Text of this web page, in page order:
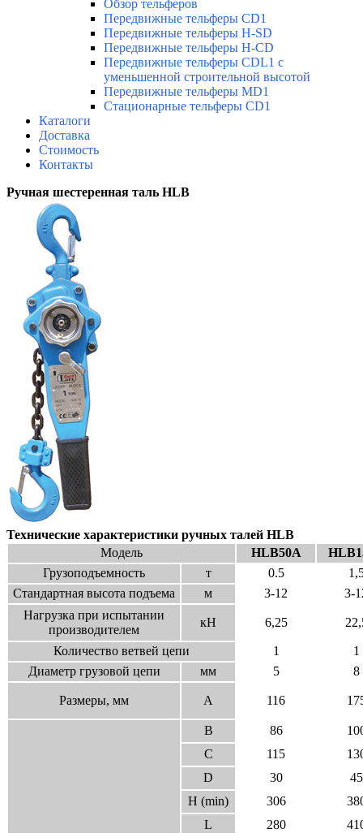
Обзор тельферов
Передвижные тельферы CD1
Передвижные тельферы H-SD
Передвижные тельферы H-CD
Передвижные тельферы CDL1 с
уменьшенной строительной высотой
Передвижные тельферы MD1
Стационарные тельферы CD1
Каталоги
Доставка
Стоимость
Контакты
Ручная шестеренная таль HLB
Технические характеристики ручных талей HLB
Модель
HLB50A
Грузоподъемность
т 0.5
Стандартная высота подъема
м 3-12
3-
Нагрузка при испытании
производителем
кН 6,25
Количество ветвей цепи 1
1
Диаметр грузовой цепи
мм 5 8
Размеры, мм А 116
B 86
C
115
D
30
45
H (min)
306
L
280